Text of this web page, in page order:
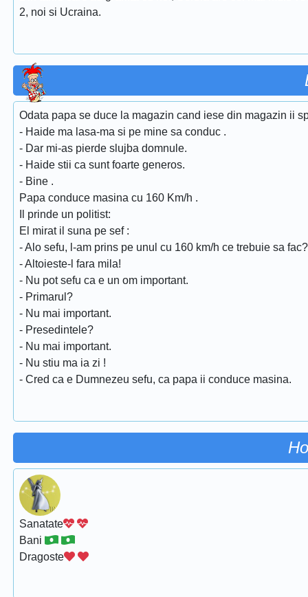
2, noi si Ucraina.
Odata papa se duce la magazin cand iese din magazin ii
- Haide ma lasa-ma si pe mine sa conduc .
- Dar mi-as pierde slujba domnule.
- Haide stii ca sunt foarte generos.
- Bine .
Papa conduce masina cu 160 Km/h .
Il prinde un politist:
El mirat il suna pe sef :
- Alo sefu, l-am prins pe unul cu 160 km/h ce trebuie sa fac?
- Altoieste-l fara mila!
- Nu pot sefu ca e un om important.
- Primarul?
- Nu mai important.
- Presedintele?
- Nu mai important.
- Nu stiu ma ia zi !
- Cred ca e Dumnezeu sefu, ca papa ii conduce masina.
Sanatate
Bani
Dragoste